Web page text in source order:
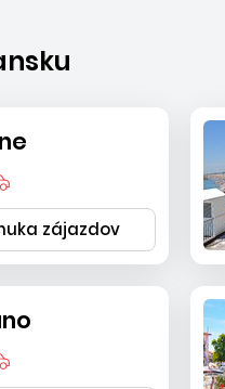
zájazdov